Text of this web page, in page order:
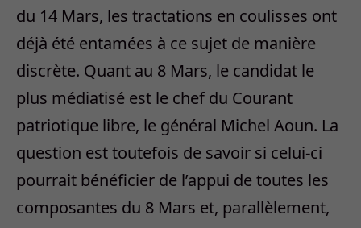
du 14 Mars, les tractations en coulisses ont
déjà été entamées à ce sujet de manière
discrète. Quant au 8 Mars, le candidat le
plus médiatisé est le chef du Courant
patriotique libre, le général Michel Aoun. La
question est toutefois de savoir si celui-ci
pourrait bénéficier de l’appui de toutes les
composantes du 8 Mars et, parallèlement,